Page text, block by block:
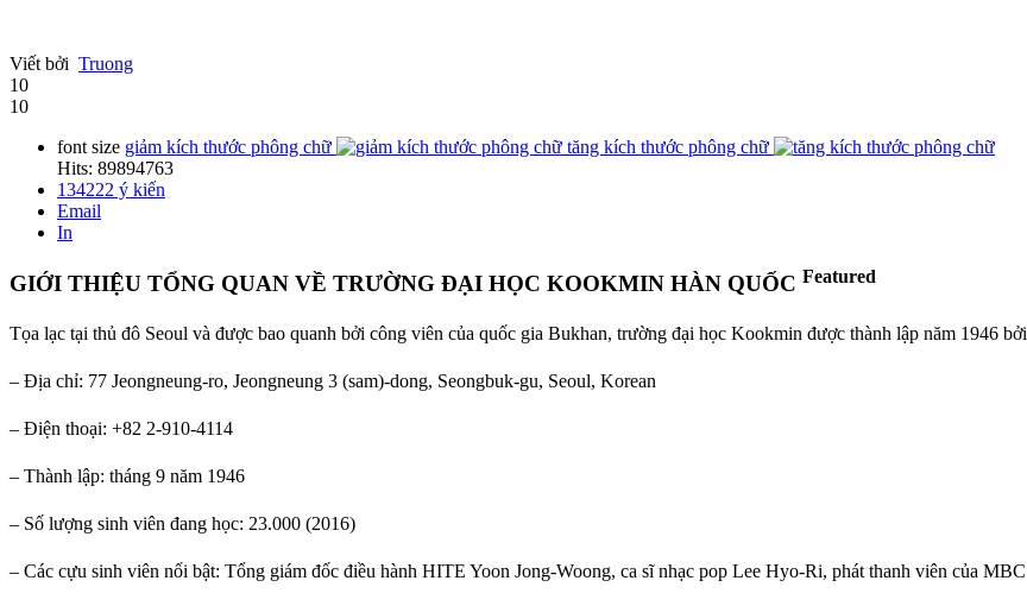
Viết bởi Truong
10
10
font size giảm kích thước phông chữ
tăng kích thước phông chữ
Hits: 89894763
134222 ý kiến
Email
In
GIỚI THIỆU TỔNG QUAN VỀ TRƯỜNG ĐẠI HỌC KOOKMIN HÀN QUỐC Featured
Tọa lạc tại thủ đô Seoul và được bao quanh bởi công viên của quốc gia Bukhan, trường đại học Kookmin được thành lập năm 1946
– Địa chỉ: 77 Jeongneung-ro, Jeongneung 3 (sam)-dong, Seongbuk-gu, Seoul, Korean
– Điện thoại: +82 2-910-4114
– Thành lập: tháng 9 năm 1946
– Số lượng sinh viên đang học: 23.000 (2016)
– Các cựu sinh viên nổi bật: Tổng giám đốc điều hành HITE Yoon Jong-Woong, ca sĩ nhạc pop Lee Hyo-Ri, phát thanh viên của